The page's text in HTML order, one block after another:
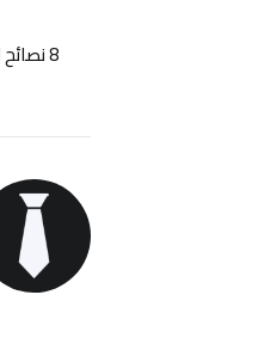
8 نصائح للنساء لتجنب الأخطاء الشائعة في مقابلات العمل